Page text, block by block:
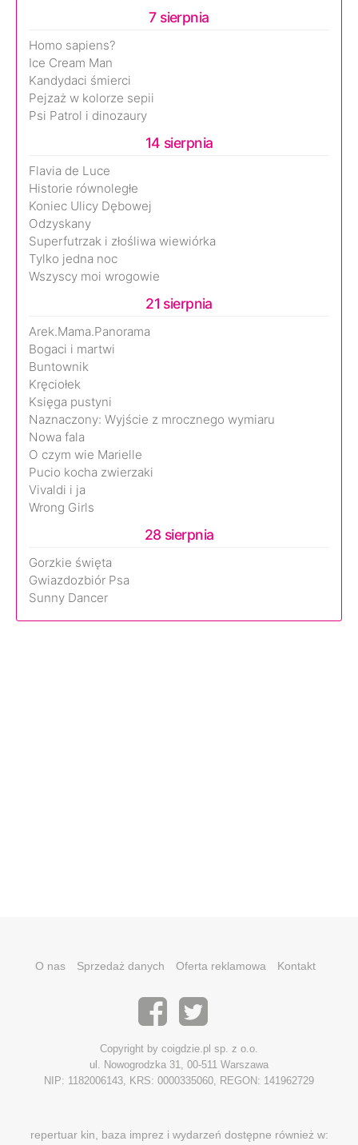
7 sierpnia
Homo sapiens?
Ice Cream Man
Kandydaci śmierci
Pejzaż w kolorze sepii
Psi Patrol i dinozaury
14 sierpnia
Flavia de Luce
Historie równoległe
Koniec Ulicy Dębowej
Odzyskany
Superfutrzak i złośliwa wiewiórka
Tylko jedna noc
Wszyscy moi wrogowie
21 sierpnia
Arek.Mama.Panorama
Bogaci i martwi
Buntownik
Kręciołek
Księga pustyni
Naznaczony: Wyjście z mrocznego wymiaru
Nowa fala
O czym wie Marielle
Pucio kocha zwierzaki
Vivaldi i ja
Wrong Girls
28 sierpnia
Gorzkie święta
Gwiazdozbiór Psa
Sunny Dancer
O nas Sprzedaż danych Oferta reklamowa Kontakt
Copyright by coigdzie.pl sp. z o.o.
ul. Nowogrodzka 31, 00-511 Warszawa
NIP: 1182006143, KRS: 0000335060, REGON: 141962729
repertuar kin, baza imprez i wydarzeń dostępne również w: